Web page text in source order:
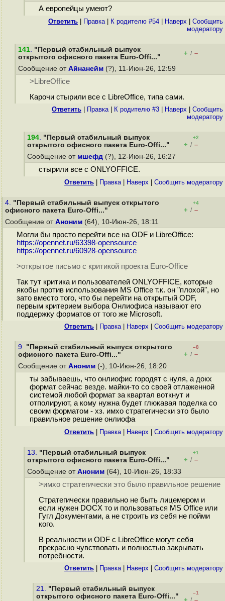
А европейцы умеют?
Ответить Правка| К родителю #54 Наверх
Cообщить
модератору
141. "Первый стабильный выпуск
открытого офисного пакета Euro-Offi..."
+ / –
Сообщение от Айнанейм (?), 11-Июн-26, 12:59
>LibreOffice
Карочи стырили все с LibreOffice, типа сами.
Ответить Правка| К родителю #3 Наверх
Cообщить
модератору
194. "Первый стабильный выпуск
открытого офисного пакета Euro-Offi..."
+2
+ / –
Сообщение от мшефд (?), 12-Июн-26, 16:27
стырили все с ONLYOFFICE.
Ответить Правка| Наверх Cообщить модератору
4. "Первый стабильный выпуск открытого
офисного пакета Euro-Offi..."
+4
+ / –
Сообщение от Аноним (64), 10-Июн-26, 18:11
Могли бы просто перейти все на ODF и LibreOffice:
https://opennet.ru/63398-opensource
https://opennet.ru/60928-opensource
>открытое письмо с критикой проекта Euro-Office
Так тут критика и пользователей ONLYOFFICE, которые
якобы против использования MS Office т.к. он "плохой", но
зато вместо того, что бы перейти на открытый ODF,
первым критерием выбора Онлиофиса называют его
поддержку форматов от того же Microsoft.
Ответить Правка| Наверх Cообщить модератору
9. "Первый стабильный выпуск открытого
офисного пакета Euro-Offi..."
–8
+ / –
Сообщение от Аноним (-), 10-Июн-26, 18:20
ты забываешь, что онлиофис городят с нуля, а докх
формат сейчас везде. майки-то со своей отлаженной
системой любой формат за квартал воткнут и
отполируют, а кому нужна будет глюкавая поделка со
своим форматом - хз. имхо стратегически это было
правильное решение онлиофа
Ответить Правка| Наверх Cообщить модератору
13. "Первый стабильный выпуск
открытого офисного пакета Euro-Offi..."
+1
+ / –
Сообщение от Аноним (64), 10-Июн-26, 18:33
>имхо стратегически это было правильное решение
Стратегически правильно не быть лицемером и
если нужен DOCX то и пользоваться MS Office или
Гугл Документами, а не строить из себя не пойми
кого.
В реальности и ODF с LibreOffice могут себя
прекрасно чувствовать и полностью закрывать
потребности.
Ответить Правка| Наверх Cообщить модератору
21. "Первый стабильный выпуск
открытого офисного пакета Euro-Offi..."
–1